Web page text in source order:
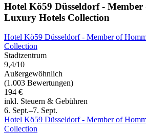
Hotel Kö59 Düsseldorf - Member
Luxury Hotels Collection
Hotel Kö59 Düsseldorf - Member of
Collection
Stadtzentrum
9,4/10
Außergewöhnlich
(1.003 Bewertungen)
194 €
inkl. Steuern & Gebühren
6. Sept.–7. Sept.
Hotel Kö59 Düsseldorf - Member of
Collection